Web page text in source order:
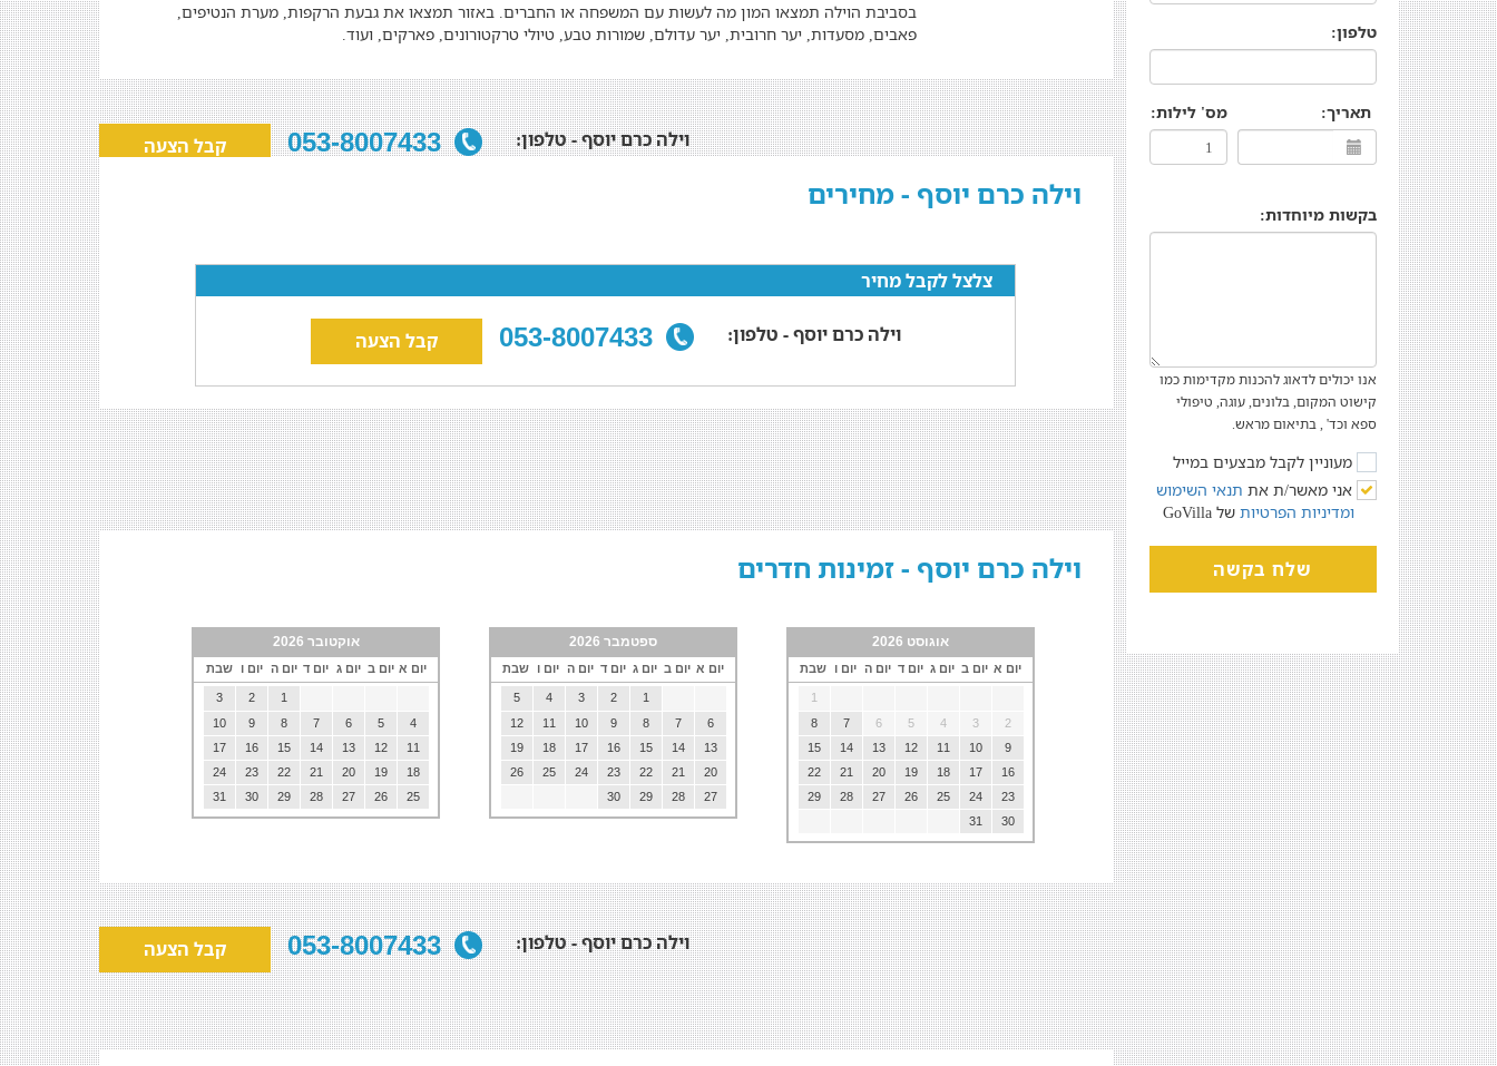
טלפון:
תאריך: מס' לילות:
בקשות מיוחדות:
אנו יכולים לדאוג להכנות מקדימות כמו
קישוט המקום, בלונים, עוגה, טיפולי
ספא וכד' , בתיאום מראש.
מעוניין לקבל מבצעים במייל
אני מאשר/ת את תנאי השימוש
ומדיניות הפרטיות של GoVilla
שלח בקשה
בסביבת הוילה תמצאו המון מה לעשות עם המשפחה או החברים. באזור תמצאו את גבעת הרקפות, מערת הנטיפים,
פאבים, מסעדות, יער חרובית, יער עדולם, שמורות טבע, טיולי טרקטורונים, פארקים, ועוד.
קבל הצעה 053-8007433 וילה כרם יוסף - טלפון:
וילה כרם יוסף - מחירים
צלצל לקבל מחיר
קבל הצעה 053-8007433 וילה כרם יוסף - טלפון:
וילה כרם יוסף - זמינות חדרים
אוגוסט 2026
יום א יום ב יום ג יום ד יום ה יום ו שבת
1
2
3
4
5
6
7
8
9
10
11
12
13
14
15
16
17
18
19
20
21
22
23
24
25
26
27
28
29
30
31
ספטמבר 2026
יום א יום ב יום ג יום ד יום ה יום ו שבת
1
2
3
4
5
6
7
8
9
10
11
12
13
14
15
16
17
18
19
20
21
22
23
24
25
26
27
28
29
30
אוקטובר 2026
יום א יום ב יום ג יום ד יום ה יום ו שבת
1
2
3
4
5
6
7
8
9
10
11
12
13
14
15
16
17
18
19
20
21
22
23
24
25
26
27
28
29
30
31
קבל הצעה 053-8007433 וילה כרם יוסף - טלפון: